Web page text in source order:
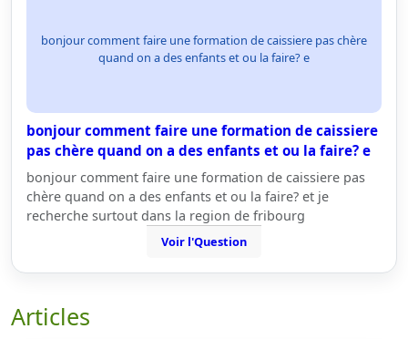
bonjour comment faire une formation de caissiere pas chère
quand on a des enfants et ou la faire? e
bonjour comment faire une formation de caissiere
pas chère quand on a des enfants et ou la faire? e
bonjour comment faire une formation de caissiere pas
chère quand on a des enfants et ou la faire? et je
recherche surtout dans la region de fribourg
Voir l'Question
Articles